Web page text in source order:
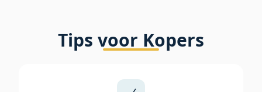
Tips voor Kopers